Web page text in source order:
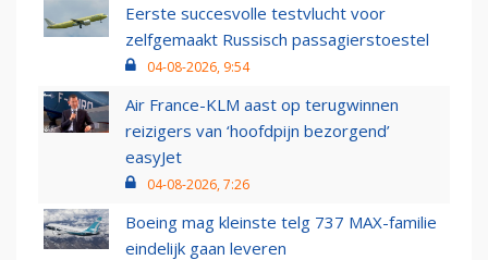
Eerste succesvolle testvlucht voor
zelfgemaakt Russisch passagierstoestel
04-08-2026, 9:54
Air France-KLM aast op terugwinnen
reizigers van ‘hoofdpijn bezorgend’
easyJet
04-08-2026, 7:26
Boeing mag kleinste telg 737 MAX-familie
eindelijk gaan leveren